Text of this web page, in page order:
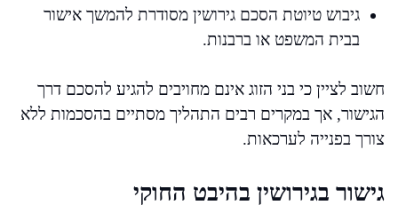
גיבוש טיוטת הסכם גירושין מסודרת להמשך אישור
בבית המשפט או ברבנות.
חשוב לציין כי בני הזוג אינם מחויבים להגיע להסכם דרך
הגישור, אך במקרים רבים התהליך מסתיים בהסכמות ללא
צורך בפנייה לערכאות.
גישור בגירושין בהיבט החוקי